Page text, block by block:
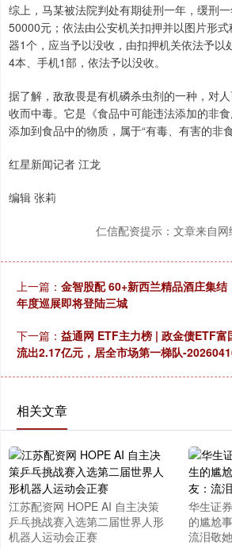
综上，马某被法院判处有期徒刑一年，缓刑
50000元；依法由公安机关扣押并以图片形
器1个，应当予以没收，由扣押机关依法予以
4本、手机1部，依法予以没收。
据了解，敌敌畏是有机磷杀虫剂的一种，对
收而中毒。它是《食品中可能违法添加的非
添加到食品中的物质，属于“有毒、有害的非食
红星新闻记者 江龙
编辑 张莉
仁信配资提示：文章来自网
上一篇： 金智股配 60+新西兰精品酒庄集
年度巡展即将登陆三城
下一篇： 益通网 ETF主力榜 | 政金债ETF
流出2.17亿元，居全市场第一梯队-
相关文章
江苏配资网 HOPE AI 自主决策
乒乓挑战赛入选第二届世界人形
机器人运动会正赛
华生证
的尴尬
流泪敬